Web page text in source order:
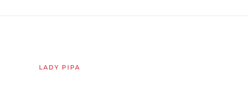
LADY PIPA